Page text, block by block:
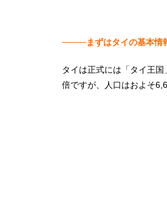
────まずはタイの基本情
タイは正式には「タイ王
倍ですが、人口はおよそ